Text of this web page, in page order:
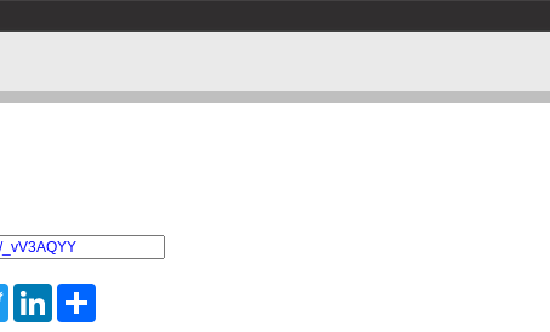
Twitter LinkedIn